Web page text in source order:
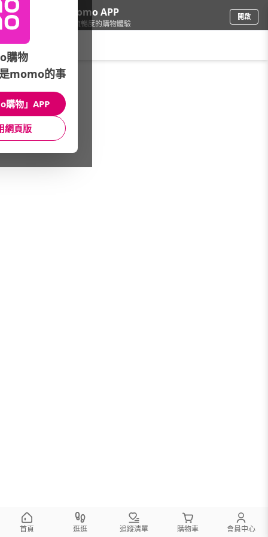
下載momo APP
給你3倍流暢度的購物體驗
開啟
母嬰玩具/玩具/精選品牌
館長推薦 月銷量
首頁 逛逛 追蹤清單 購物車 會員中心
購物
momo的事
購物」APP
網頁版